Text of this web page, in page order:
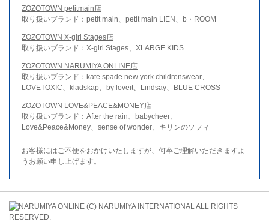
ZOZOTOWN petitmain店
取り扱いブランド：petit main、petit main LIEN、b・ROOM
ZOZOTOWN X-girl Stages店
取り扱いブランド：X-girl Stages、XLARGE KIDS
ZOZOTOWN NARUMIYA ONLINE店
取り扱いブランド：kate spade new york childrenswear、
LOVETOXIC、kladskap、by loveit、Lindsay、BLUE CROSS
ZOZOTOWN LOVE&PEACE&MONEY店
取り扱いブランド：After the rain、babycheer、
Love&Peace&Money、sense of wonder、キリンのソフィ
お客様にはご不便をおかけいたしますが、何卒ご理解いただきますよ
うお願い申し上げます。